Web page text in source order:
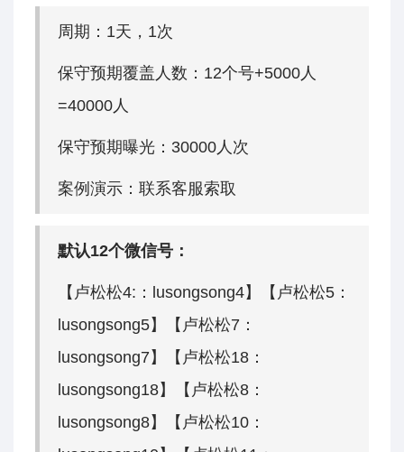
周期：1天，1次
保守预期覆盖人数：12个号+5000人
=40000人
保守预期曝光：30000人次
案例演示：联系客服索取
默认12个微信号：
【卢松松4:：lusongsong4】【卢松松5：
lusongsong5】【卢松松7：
lusongsong7】【卢松松18：
lusongsong18】【卢松松8：
lusongsong8】【卢松松10：